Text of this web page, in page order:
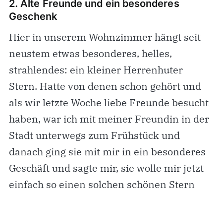
2. Alte Freunde und ein besonderes
Geschenk
Hier in unserem Wohnzimmer hängt seit
neustem etwas besonderes, helles,
strahlendes: ein kleiner Herrenhuter
Stern. Hatte von denen schon gehört und
als wir letzte Woche liebe Freunde besucht
haben, war ich mit meiner Freundin in der
Stadt unterwegs zum Frühstück und
danach ging sie mit mir in ein besonderes
Geschäft und sagte mir, sie wolle mir jetzt
einfach so einen solchen schönen Stern